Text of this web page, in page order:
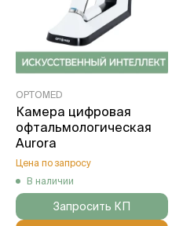
OPTOMED
Камера цифровая
офтальмологическая
Aurora
Цена по запросу
В наличии
Запросить КП